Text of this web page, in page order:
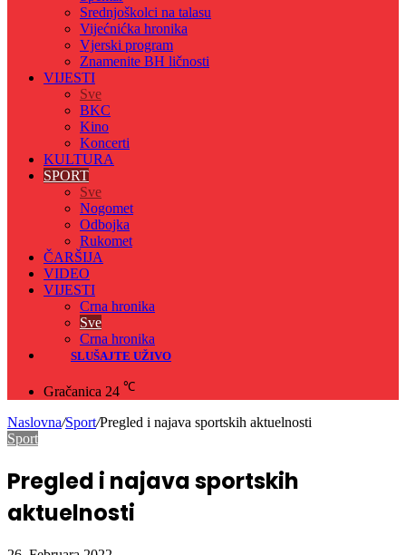
Srednjoškolci na talasu
Vijećnićka hronika
Vjerski program
Znamenite BH ličnosti
VIJESTI
Sve
BKC
Kino
Koncerti
KULTURA
SPORT
Sve
Nogomet
Odbojka
Rukomet
ČARŠIJA
VIDEO
VIJESTI
Crna hronika
Sve
Crna hronika
SLUŠAJTE UŽIVO
Gračanica 24 ℃
Naslovna/Sport/Pregled i najava sportskih aktuelnosti
Sport
Pregled i najava sportskih
aktuelnosti